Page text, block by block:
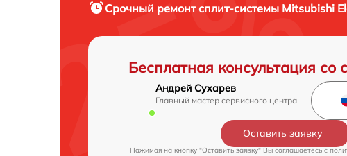
Срочный ремонтсплит-системы Mitsubishi
Бесплатная консультация со
Андрей Сухарев
Главный мастер сервисного центра
Оставить заявку
Нажимая на кнопку "Оставить заявку" Вы соглашаетесь c